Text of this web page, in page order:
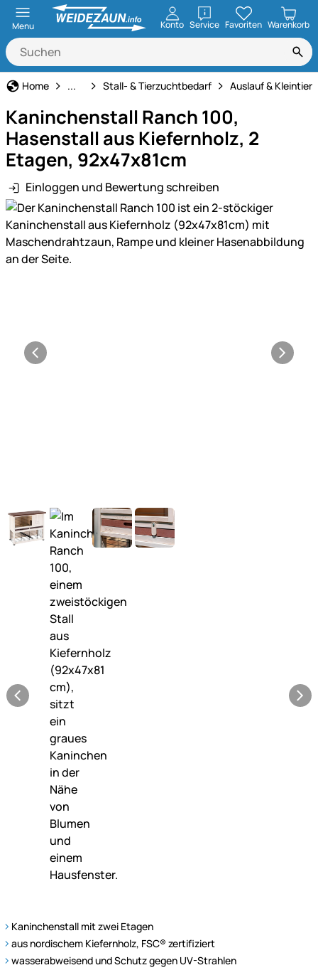
Menu Konto ServiceöffnenFavoriten Warenkorb
Home Haus und Hof
... Stall- & Tierzuchtbedarf Auslauf &
Kaninchenstall Ranch 100,
Hasenstall aus Kiefernholz, 2
Etagen, 92x47x81cm
Einloggen und Bewertung schreiben
Produktgalerie
Kaninchenstall mit zwei Etagen
aus nordischem Kiefernholz, FSC® zertifiziert
wasserabweisend und Schutz gegen UV-Strahlen